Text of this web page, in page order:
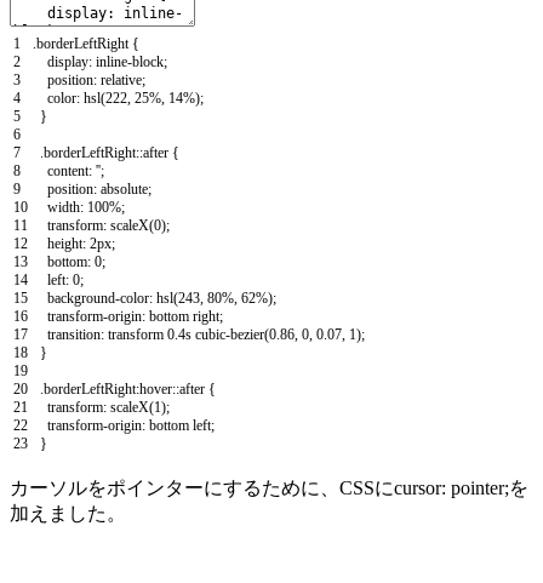
1
2
3
4
5
6
7
8
9
10
11
12
13
14
15
16
17
18
19
20
21
22
23
.borderLeftRight {
display: inline-block;
position: relative;
color: hsl(222, 25%, 14%);
}
.borderLeftRight::after {
content: '';
position: absolute;
width: 100%;
transform: scaleX(0);
height: 2px;
bottom: 0;
left: 0;
background-color: hsl(243, 80%, 62%);
transform-origin: bottom right;
transition: transform 0.4s cubic-bezier(0.86, 0, 0.07, 1);
}
.borderLeftRight:hover::after {
transform: scaleX(1);
transform-origin: bottom left;
}
カーソルをポインターにするために、CSSにcursor: pointer;を
加えました。